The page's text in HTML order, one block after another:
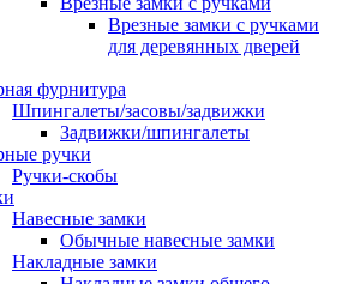
Врезные замки с ручками
для деревянных дверей
фурнитура
Шпингалеты/засовы/задвижки
Задвижки/шпингалеты
ручки
Ручки-скобы
Навесные замки
Обычные навесные замки
Накладные замки